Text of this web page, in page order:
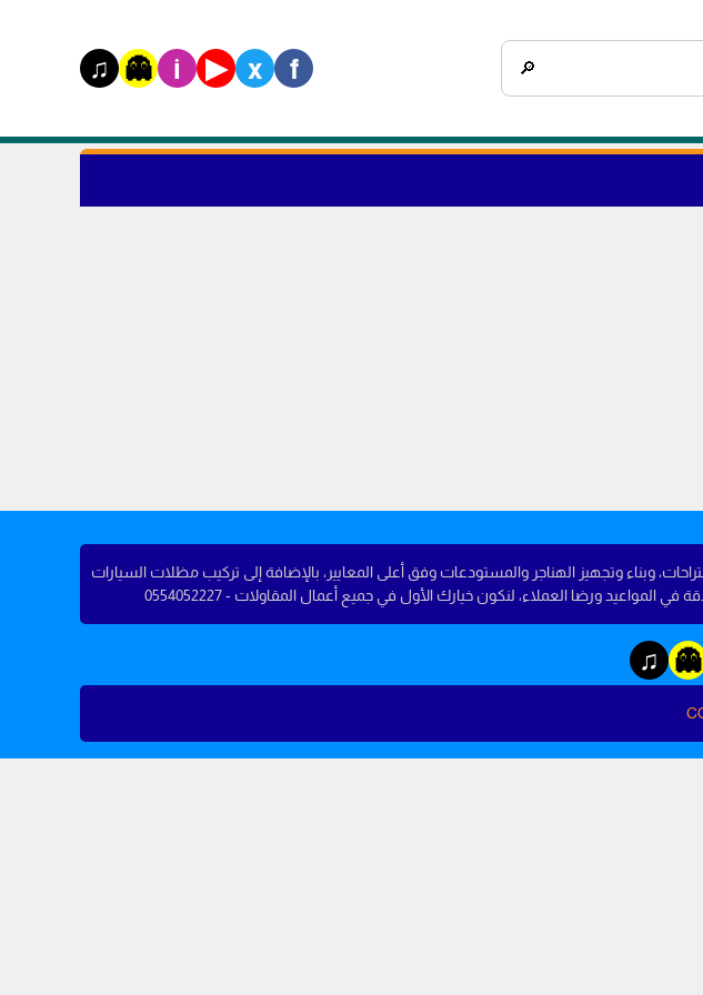
🔎
f
x
▶
i
👻
♫
وبناء وتجهيز الهناجر والمستودعات وفق أعلى المعايير، بالإضافة إلى تركيب مظلات السيارات
ورضا العملاء، لنكون خيارك الأول في جميع أعمال المقاولات - 0554052227
👻
♫